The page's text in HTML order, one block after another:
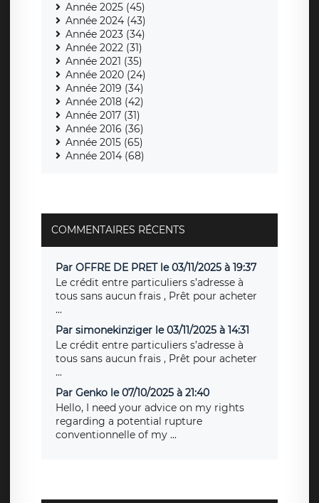
Année 2025 (45)
Année 2024 (43)
Année 2023 (34)
Année 2022 (31)
Année 2021 (35)
Année 2020 (24)
Année 2019 (34)
Année 2018 (42)
Année 2017 (31)
Année 2016 (36)
Année 2015 (65)
Année 2014 (68)
COMMENTAIRES RÉCENTS
Par OFFRE DE PRET le 03/11/2025 à 19:37
Le crédit entre particuliers s’adresse à
tous sans aucun frais , Prêt pour acheter
...
Par simonekinziger le 03/11/2025 à 14:31
Le crédit entre particuliers s’adresse à
tous sans aucun frais , Prêt pour acheter
...
Par Genko le 07/10/2025 à 21:40
Hello, I need your advice on my rights
regarding a potential rupture
conventionnelle of my ...